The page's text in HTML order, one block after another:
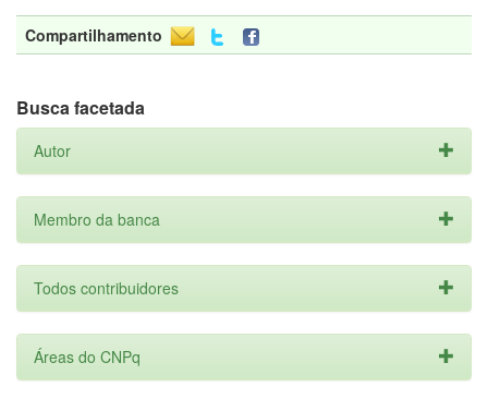
Compartilhamento
Busca facetada
Autor
Membro da banca
Todos contribuidores
Áreas do CNPq